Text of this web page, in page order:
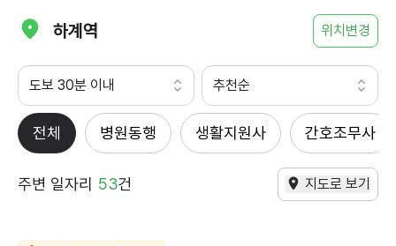
하계역 위치변경
도보 30분 이내 추천순
전체 병원동행 생활지원사 간호조무사
주변 일자리 53건 지도로 보기